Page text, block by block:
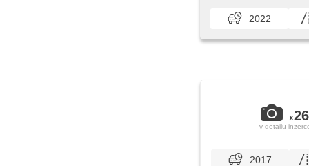
2022
x26
v detailu
2017